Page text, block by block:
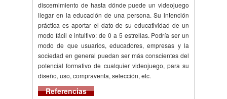
discernimiento de hasta dónde puede un videojuego
llegar en la educación de una persona. Su intención
práctica es aportar el dato de su educatividad de un
modo fácil e intuitivo: de 0 a 5 estrellas. Podría ser un
modo de que usuarios, educadores, empresas y la
sociedad en general puedan ser más conscientes del
potencial formativo de cualquier videojuego, para su
diseño, uso, compraventa, selección, etc.
Referencias